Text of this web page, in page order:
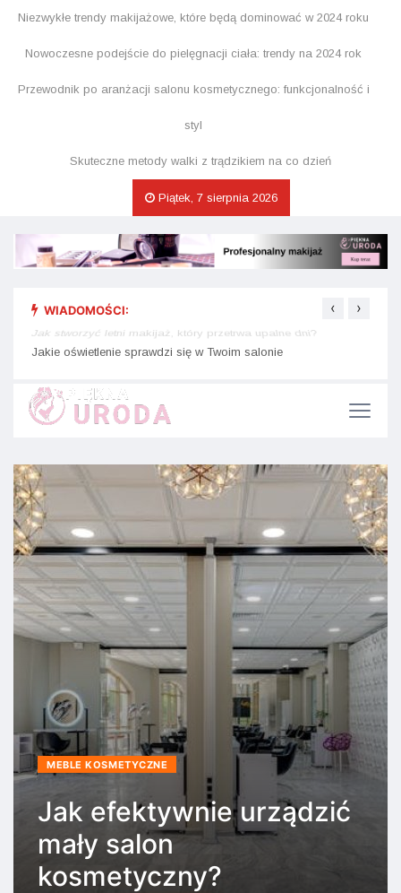
Niezwykłe trendy makijażowe, które będą dominować w 2024 roku
Nowoczesne podejście do pielęgnacji ciała: trendy na 2024 rok
Przewodnik po aranżacji salonu kosmetycznego: funkcjonalność i
styl
Skuteczne metody walki z trądzikiem na co dzień
Piątek, 7 sierpnia 2026
WIADOMOŚCI:
kosmetycznym?
Jak stworzyć letni makijaż, który przetrwa upalne dni?
‹ ›
MEBLE KOSMETYCZNE
Jak efektywnie urządzić
mały salon
kosmetyczny?